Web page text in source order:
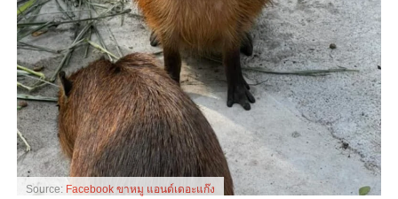
Source: Facebook ขาหมู แอนด์เดอะแก๊ง